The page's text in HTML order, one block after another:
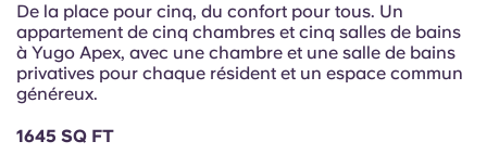
De la place pour cinq, du confort pour tous. Un
appartement de cinq chambres et cinq salles de bains
à Yugo Apex, avec une chambre et une salle de bains
privatives pour chaque résident et un espace commun
généreux.
1645 SQ FT